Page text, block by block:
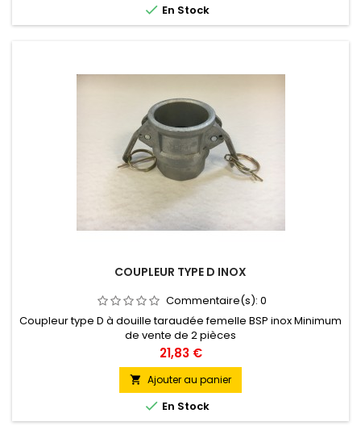
 En Stock
COUPLEUR TYPE D INOX
Commentaire(s): 0
Coupleur type D à douille taraudée femelle BSP inox Minimum
de vente de 2 pièces
Prix
21,83 €
 Ajouter au panier
 En Stock